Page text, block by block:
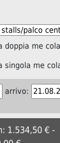
doppia me
singola me
arrivo:
1.534,50 € -